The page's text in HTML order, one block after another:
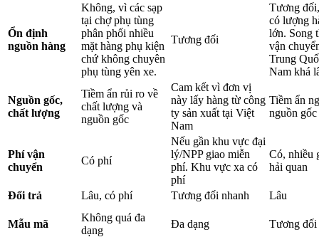
Ổn định
nguồn hàng
Không, vì các sạp
tại chợ phụ tùng
phân phối nhiều
mặt hàng phụ kiện
chứ không chuyên
phụ tùng yên xe.
Tương đối
Tương
có lượng
lớn. Song
vận
Trung
Nam khá
Nguồn gốc,
chất lượng
Tiềm ẩn rủi ro về
chất lượng và
nguồn gốc
Cam kết vì đơn vị
này lấy hàng từ công
ty sản xuất tại Việt
Nam
Tiềm ẩn
nguồn gốc
Phí vận
chuyển
Có phí
Nếu gần khu vực đại
lý/NPP giao miễn
phí. Khu vực xa có
phí
Có, nhiều
hải quan
Đổi trả Lâu, có phí Tương đối nhanh Lâu
Mẫu mã
Không quá đa
dạng
Đa dạng Tương đối